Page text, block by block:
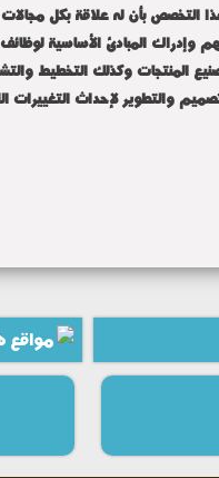
بأن له علاقة بكل مجالات
وإدراك المبادئ الأساسية
المنتجات وكذلك التخطيط
والتطوير لإحداث التغييرات
مواقع